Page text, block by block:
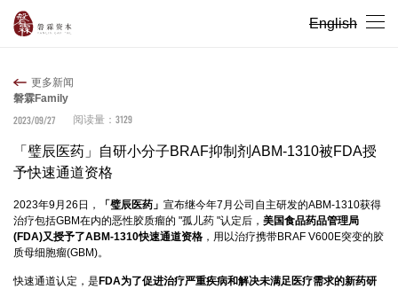
English
更多新闻
磐霖Family
2023/09/27
阅读量： 3129
「璧辰医药」自研小分子BRAF抑制剂ABM-1310被FDA授
予快速通道资格
2023年9月26日， 「璧辰医药」 宣布继今年7月公司自主研发的ABM-1310获得
治疗包括GBM在内的恶性胶质瘤的 "孤儿药 "认定后， 美国食品药品管理局
(FDA)又授予了ABM-1310快速通道资格 ，用以治疗携带BRAF V600E突变的胶
质母细胞瘤(GBM)。
快速通道认定，是 FDA为了促进治疗严重疾病和解决未满足医疗需求的新药研